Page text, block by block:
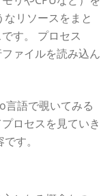
リソースをまと
す。 プロセス
ァイルを読み込ん
言語で覗いてみる
ロセスを見ていき
す。